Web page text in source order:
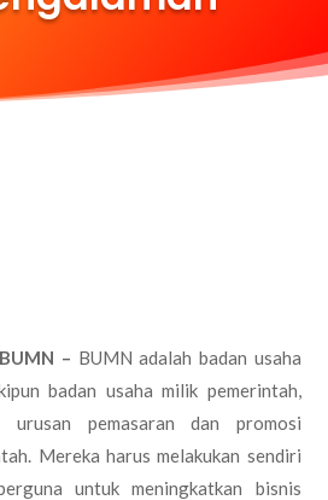
BUMN – BUMN adalah badan usaha
badan usaha milik pemerintah,
urusan pemasaran dan promosi
Mereka harus melakukan sendiri
untuk meningkatkan bisnis